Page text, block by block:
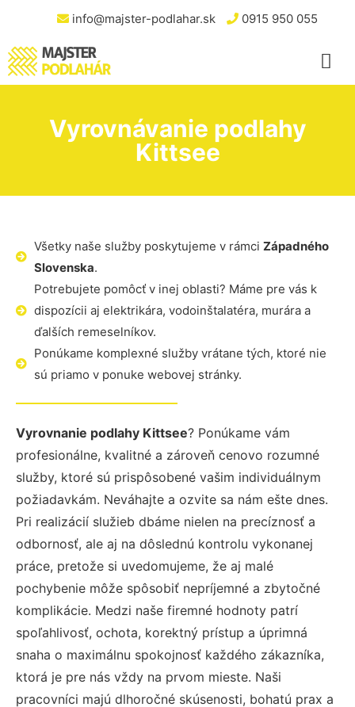
info@majster-podlahar.sk 0915 950 055
Vyrovnávanie podlahy
Kittsee
Všetky naše služby poskytujeme v rámci Západného
Slovenska.
Potrebujete pomôcť v inej oblasti? Máme pre vás k
dispozícii aj elektrikára, vodoinštalatéra, murára a
ďalších remeselníkov.
Ponúkame komplexné služby vrátane tých, ktoré nie
sú priamo v ponuke webovej stránky.
Vyrovnanie podlahy Kittsee? Ponúkame vám
profesionálne, kvalitné a zároveň cenovo rozumné
služby, ktoré sú prispôsobené vašim individuálnym
požiadavkám. Neváhajte a ozvite sa nám ešte dnes.
Pri realizácií služieb dbáme nielen na precíznosť a
odbornosť, ale aj na dôslednú kontrolu vykonanej
práce, pretože si uvedomujeme, že aj malé
pochybenie môže spôsobiť nepríjemné a zbytočné
komplikácie. Medzi naše firemné hodnoty patrí
spoľahlivosť, ochota, korektný prístup a úprimná
snaha o maximálnu spokojnosť každého zákazníka,
ktorá je pre nás vždy na prvom mieste. Naši
pracovníci majú dlhoročné skúsenosti, bohatú prax a